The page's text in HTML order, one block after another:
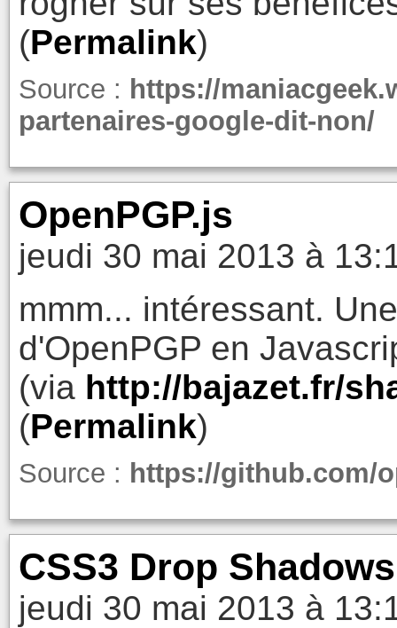
(Permalink)
Source : https://
partenaires-google-dit-non/
OpenPGP.js
jeudi 30 mai 2013 à
mmm... intéressant.
d'OpenPGP en
(via http://bajazet.fr/
(Permalink)
Source : https://github.com/
CSS3 Drop
jeudi 30 mai 2013 à